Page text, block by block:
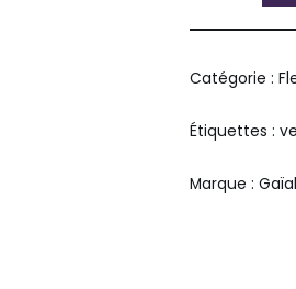
Alternative:
Catégorie :
Étiquettes :
Marque :